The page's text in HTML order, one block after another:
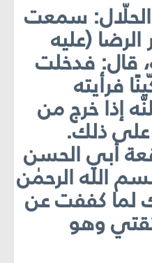
سمعت
(عليه
قال: فدخلت
فرأيته
إذا خرج من
ذلك.
أبي الحسن
الله الرحمٰن
لما كففت عن
وهو